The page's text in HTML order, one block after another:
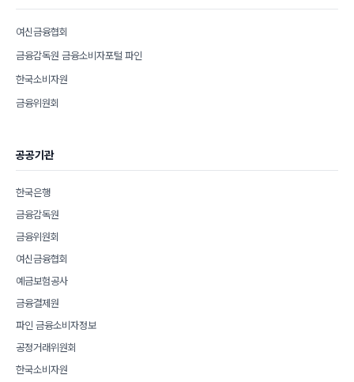
여신금융협회
금융감독원 금융소비자포털 파인
한국소비자원
금융위원회
공공기관
한국은행
금융감독원
금융위원회
여신금융협회
예금보험공사
금융결제원
파인 금융소비자정보
공정거래위원회
한국소비자원